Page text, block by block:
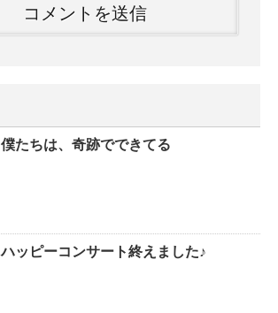
僕たちは、奇跡でできてる
ハッピーコンサート終えました♪